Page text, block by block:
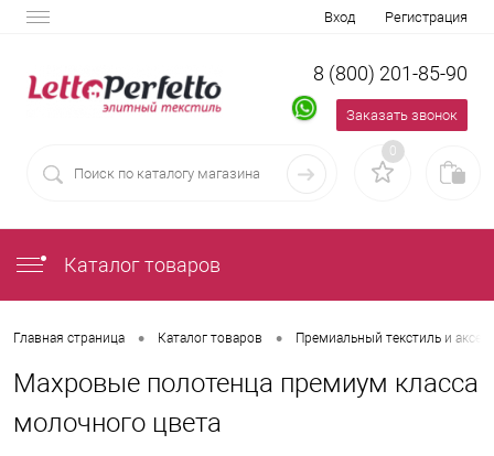
Вход Регистрация
8 (800) 201-85-90
Заказать звонок
0
Каталог товаров
Главная страница • Каталог товаров • Премиальный текстиль и
Махровые полотенца премиум класса
молочного цвета